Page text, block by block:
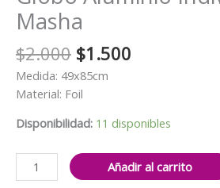
Masha
$2.000 El
precio
original
$2.000.
$1.500
$1.500.
Medida: 49x85cm
Material: Foil
Disponibilidad: 11 disponibles
Globo
Aluminio
Añadir al carrito